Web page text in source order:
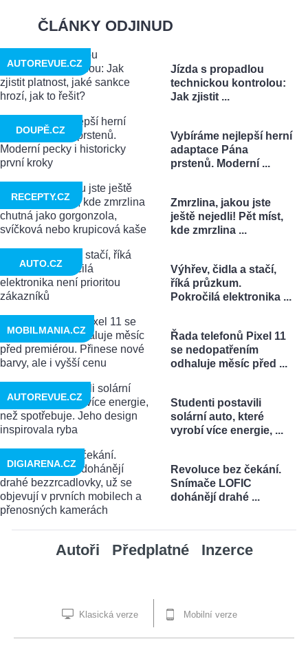
ČLÁNKY ODJINUD
Jízda s propadlou
technickou kontrolou:
Jak zjistit ...
AUTOREVUE.CZ
Vybíráme nejlepší herní
adaptace Pána
prstenů. Moderní ...
DOUPĚ.CZ
Zmrzlina, jakou jste
ještě nejedli! Pět míst,
kde zmrzlina ...
RECEPTY.CZ
Výhřev, čidla a stačí,
říká průzkum.
Pokročilá elektronika ...
AUTO.CZ
Řada telefonů Pixel 11
se nedopatřením
odhaluje měsíc před ...
MOBILMANIA.CZ
Studenti postavili
solární auto, které
vyrobí více energie, ...
AUTOREVUE.CZ
Revoluce bez čekání.
Snímače LOFIC
dohánějí drahé ...
DIGIARENA.CZ
Autoři Předplatné Inzerce
Klasická verze Mobilní verze